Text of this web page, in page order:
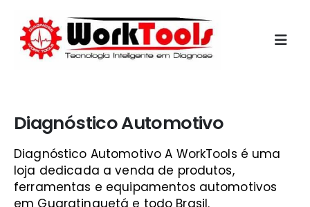
Diagnóstico Automotivo
Diagnóstico Automotivo A WorkTools é uma
loja dedicada a venda de produtos,
ferramentas e equipamentos automotivos
em Guaratinguetá e todo Brasil.